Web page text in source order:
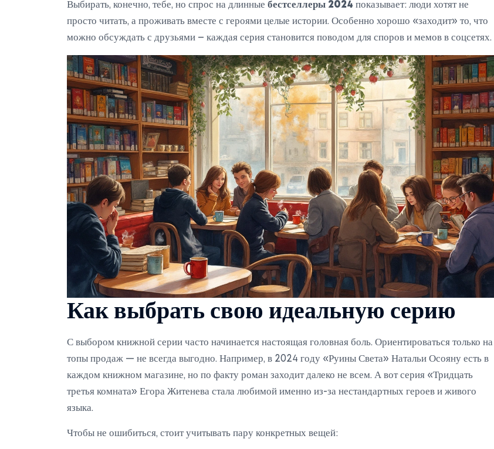
Выбирать, конечно, тебе, но спрос на длинные бестселлеры 2024 показывает: люди хотят не
просто читать, а проживать вместе с героями целые истории. Особенно хорошо «заходит» то, что
можно обсуждать с друзьями – каждая серия становится поводом для споров и мемов в соцсетях.
Как выбрать свою идеальную серию
С выбором книжной серии часто начинается настоящая головная боль. Ориентироваться только на
топы продаж — не всегда выгодно. Например, в 2024 году «Руины Света» Натальи Осояну есть в
каждом книжном магазине, но по факту роман заходит далеко не всем. А вот серия «Тридцать
третья комната» Егора Житенева стала любимой именно из-за нестандартных героев и живого
языка.
Чтобы не ошибиться, стоит учитывать пару конкретных вещей: